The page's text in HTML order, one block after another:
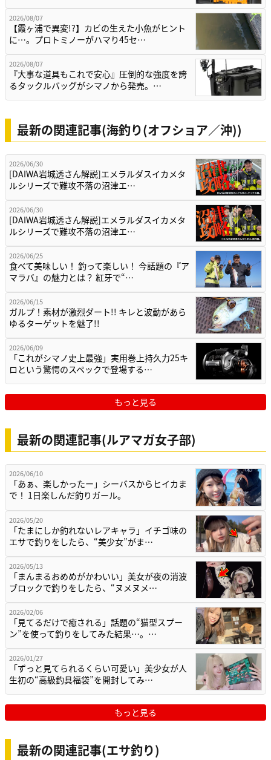
2026/08/07
【霞ヶ浦で異変!?】カビの生えた小魚がヒント
に…。プロトミノーがハマり45セ…
2026/08/07
『大事な道具もこれで安心』圧倒的な強度を誇
るタックルバッグがシマノから発売。…
最新の関連記事(海釣り(オフショア／沖))
2026/06/30
[DAIWA岩城透さん解説]エメラルダスイカメタ
ルシリーズで難攻不落の沼津エ…
2026/06/30
[DAIWA岩城透さん解説]エメラルダスイカメタ
ルシリーズで難攻不落の沼津エ…
2026/06/25
食べて美味しい！ 釣って楽しい！ 今話題の『ア
マラバ』の魅力とは？ 紅牙で“…
2026/06/15
ガルプ！素材が激烈ダート!! キレと波動があら
ゆるターゲットを魅了!!
2026/06/09
「これがシマノ史上最強」実用巻上持久力25キ
ロという驚愕のスペックで登場する…
もっと見る
最新の関連記事(ルアマガ女子部)
2026/06/10
「あぁ、楽しかったー」シーバスからヒイカま
で！ 1日楽しんだ釣りガール。
2026/05/20
「たまにしか釣れないレアキャラ」イチゴ味の
エサで釣りをしたら、“美少女”がま…
2026/05/13
「まんまるおめめがかわいい」美女が夜の消波
ブロックで釣りをしたら、“ヌメヌメ…
2026/02/06
「見てるだけで癒される」話題の“猫型スプー
ン”を使って釣りをしてみた結果…。…
2026/01/27
「ずっと見てられるくらい可愛い」美少女が人
生初の“高級釣具福袋”を開封してみ…
もっと見る
最新の関連記事(エサ釣り)